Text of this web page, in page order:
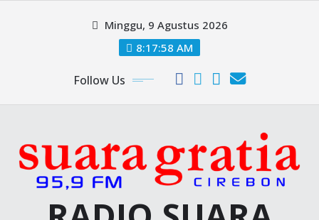
Minggu, 9 Agustus 2026
8:17:59 AM
Follow Us